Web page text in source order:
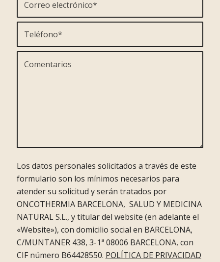
Los datos personales solicitados a través de este
formulario son los mínimos necesarios para
atender su solicitud y serán tratados por
ONCOTHERMIA BARCELONA, SALUD Y MEDICINA
NATURAL S.L., y titular del website (en adelante el
«Website»), con domicilio social en BARCELONA,
C/MUNTANER 438, 3-1ª 08006 BARCELONA, con
CIF número B64428550. POLÍTICA DE PRIVACIDAD